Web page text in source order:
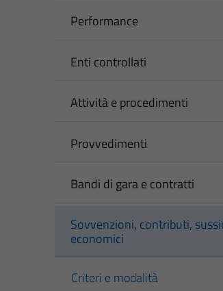
Performance
Enti controllati
Attività e procedimenti
Provvedimenti
Bandi di gara e contratti
Sovvenzioni, contributi,
economici
Criteri e modalità